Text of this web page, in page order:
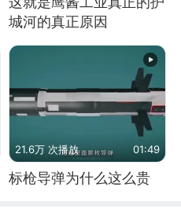
城河的真正原因
21.6万 次播放 01:49
标枪导弹为什么这么贵